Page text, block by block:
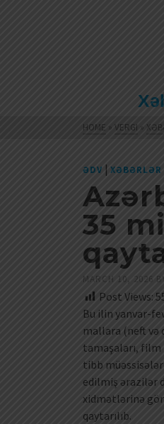
HOME » VERGI »
ƏDV | XƏBƏRLƏR
35
MARCH 10, 2026
Post Views:
Bu ilin yanvar-
mallara (neft
tamaşaları,
tibb
edilmiş ərazilər
xidmətlərinə
qaytarılıb.